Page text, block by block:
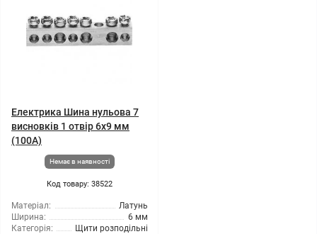
Електрика Шина нульова 7
висновків 1 отвір 6x9 мм
(100A)
Немає в наявності
Код товару: 38522
Матеріал:
Латунь
Ширина:
6 мм
Категорія:
Щити розподільні